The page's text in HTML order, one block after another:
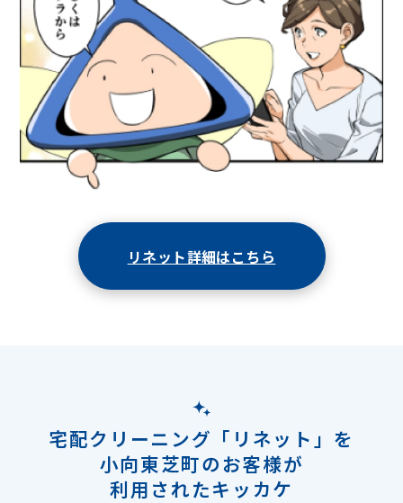
リネット詳細はこちら
宅配クリーニング「リネット」を
小向東芝町のお客様が
利用されたキッカケ